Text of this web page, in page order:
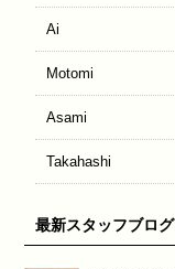
Ai
Motomi
Asami
Takahashi
最新スタッフブログ